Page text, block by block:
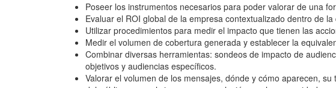
Poseer los instrumentos necesarios para poder valorar de una
Evaluar el ROI global de la empresa contextualizado dentro de
Utilizar procedimientos para medir el impacto que tienen las
Medir el volumen de cobertura generada y establecer la
Combinar diversas herramientas: sondeos de impacto de
objetivos y audiencias específicos.
Valorar el volumen de los mensajes, dónde y cómo aparecen,